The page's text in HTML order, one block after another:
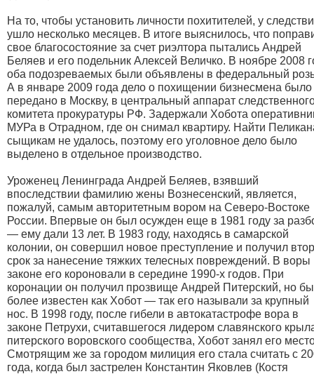
На то, чтобы установить личности похитителей, у
ушло несколько месяцев. В итоге выяснилось, что
свое благосостояние за счет риэлтора пытались Андрей
Беляев и его подельник Алексей Величко. В ноябре 2008
оба подозреваемых были объявлены в федеральный
А в январе 2009 года дело о похищении бизнесмена было
передано в Москву, в центральный аппарат
комитета прокуратуры РФ. Задержали Хобота
МУРа в Отрадном, где он снимал квартиру. Найти
сыщикам не удалось, поэтому его уголовное дело было
выделено в отдельное производство.
Уроженец Ленинграда Андрей Беляев, взявший
впоследствии фамилию жены Вознесенский, является,
пожалуй, самым авторитетным вором на Северо-Востоке
России. Впервые он был осужден еще в 1981 году за
— ему дали 13 лет. В 1983 году, находясь в самарской
колонии, он совершил новое преступление и получил
срок за нанесение тяжких телесных повреждений. В воры
законе его короновали в середине 1990-х годов. При
коронации он получил прозвище Андрей Питерский, но
более известен как Хобот — так его называли за крупный
нос. В 1998 году, после гибели в автокатастрофе вора в
законе Петрухи, считавшегося лидером славянского
питерского воровского сообщества, Хобот занял его
Смотрящим же за городом милиция его стала считать с
года, когда был застрелен Константин Яковлев (Костя